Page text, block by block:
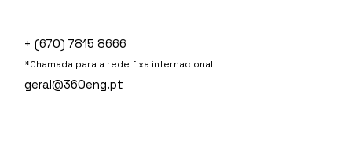
+ (670) 7815 8666
*Chamada para a rede fixa internacional
geral@360eng.pt